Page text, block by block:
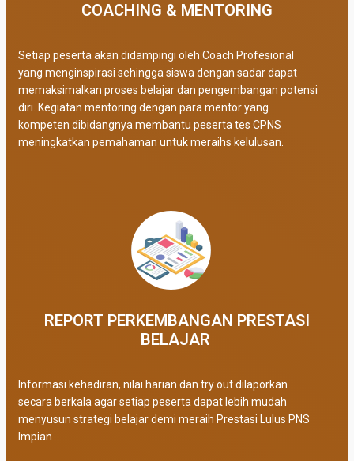
COACHING & MENTORING
Setiap peserta akan didampingi oleh Coach Profesional
yang menginspirasi sehingga siswa dengan sadar dapat
memaksimalkan proses belajar dan pengembangan potensi
diri. Kegiatan mentoring dengan para mentor yang
kompeten dibidangnya membantu peserta tes CPNS
meningkatkan pemahaman untuk meraihs kelulusan.
REPORT PERKEMBANGAN PRESTASI
BELAJAR ​
Informasi kehadiran, nilai harian dan try out dilaporkan
secara berkala agar setiap peserta dapat lebih mudah
menyusun strategi belajar demi meraih Prestasi Lulus PNS
Impian